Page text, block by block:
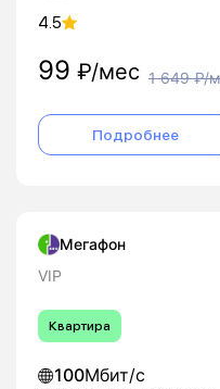
4.5
99 ₽/мес 1 649₽/
Подробнее
Мегафон
VIP
Квартира
100Мбит/с